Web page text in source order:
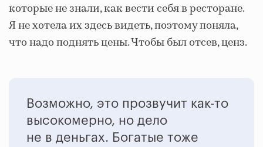
которые не знали, как вести себя в ресторане.
Я не хотела их здесь видеть, поэтому поняла,
что надо поднять цены. Чтобы был отсев, ценз.
Возможно, это прозвучит как-то
высокомерно, но дело
не в деньгах. Богатые тоже